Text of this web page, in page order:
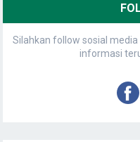
Silahkan follow sosial
informasi